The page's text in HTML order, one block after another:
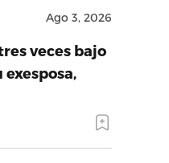
Ago 3, 2026
veces bajo